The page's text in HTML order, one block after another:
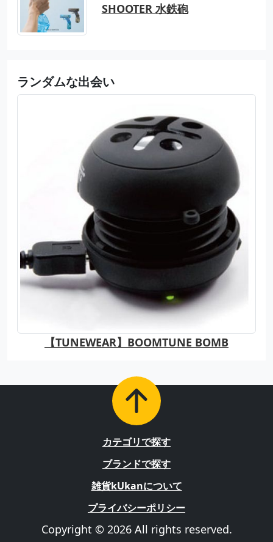
SHOOTER 水鉄砲
ランダムな出会い
【TUNEWEAR】BOOMTUNE BOMB
カテゴリで探す
ブランドで探す
雑貨kUkanについて
プライバシーポリシー
Copyright © 2026 All rights reserved.